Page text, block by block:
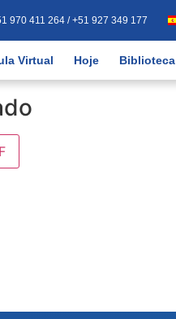
970 411 264 / +51 927 349 177
Virtual Hoje Biblioteca